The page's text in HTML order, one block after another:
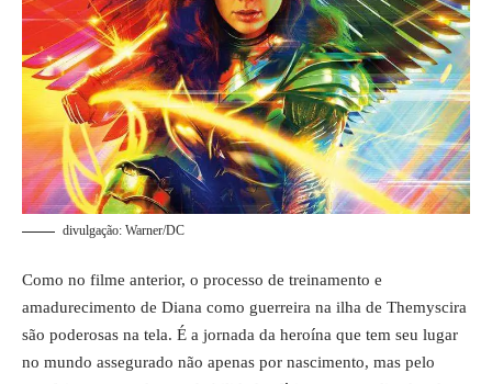
divulgação: Warner/DC
Como no filme anterior, o processo de treinamento e
amadurecimento de Diana como guerreira na ilha de Themyscira
são poderosas na tela. É a jornada da heroína que tem seu lugar
no mundo assegurado não apenas por nascimento, mas pelo